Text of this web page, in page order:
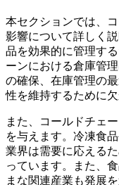
本セクションでは、
影響について詳しく
品を効果的に管理す
ーンにおける倉庫管
の確保、在庫管理の
性を維持するために欠
また、コールドチェ
を与えます。冷凍食
業界は需要に応える
っています。また、
まな関連産業も発展